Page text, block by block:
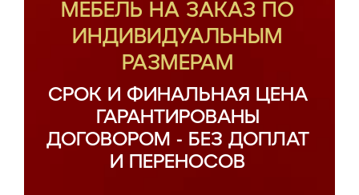
МЕБЕЛЬ НА ЗАКАЗ ПО
ИНДИВИДУАЛЬНЫМ
РАЗМЕРАМ
СРОК И ФИНАЛЬНАЯ ЦЕНА
ГАРАНТИРОВАНЫ
ДОГОВОРОМ - БЕЗ ДОПЛАТ
И ПЕРЕНОСОВ